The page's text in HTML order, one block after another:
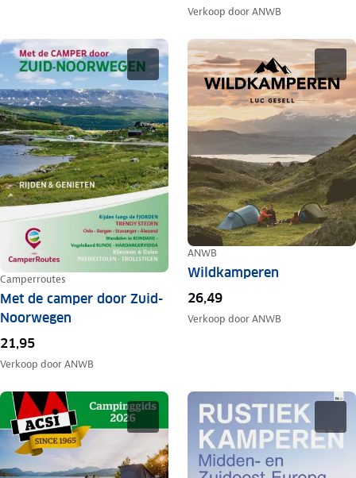
Verkoop doorANWB
Camperroutes
Met de camper door Zuid-
Noorwegen
21,95
Verkoop doorANWB
ANWB
Wildkamperen
26,49
Verkoop doorANWB